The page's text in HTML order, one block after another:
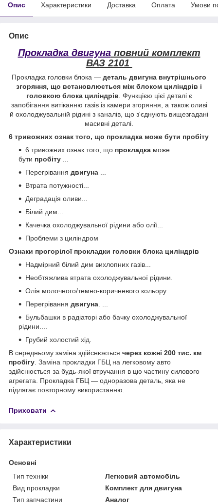
Опис Характеристики Доставка Оплата Умови
Опис
Прокладка двигунаповний комплект
ВАЗ 2101
Прокладка головки блока — деталь двигуна внутрішнього
згоряння, що встановлюється між блоком циліндрів і
головкою блока циліндрів . Функцією цієї деталі є
запобігання витіканню газів із камери згоряння, а також оливі
й охолоджувальній рідині з каналів, що з'єднують вищезгадані
масивні деталі.
6 тривожних ознак того, що прокладка може бути пробіту
6 тривожних ознак того, що прокладка може
бути пробіту
Перегрівання двигуна
Втрата потужності...
Деградація оливи...
Білий дим...
Качечка охолоджувальної рідини або олії...
Проблеми з циліндром
Ознаки прогорілої прокладки головки блока циліндрів
Надмірний білий дим вихлопних газів...
Необтяжлива втрата охолоджувальної рідини.
Олія молочного/темно-коричневого кольору.
Перегрівання двигуна
Бульбашки в радіаторі або бачку охолоджувальної
рідини....
Грубий холостий хід.
В середньому заміна здійснюється через кожні 200 тис. км
пробігу . Заміна прокладки ГБЦ на легковому авто
здійснюється за будь-якої втручання в цю частину силового
агрегата. Прокладка ГБЦ — одноразова деталь, яка не
підлягає повторному використанню.
Приховати
Характеристики
Основні
Тип техніки
Легковий автомобіль
Вид прокладки
Комплект для двигуна
Тип запчастини
Аналог